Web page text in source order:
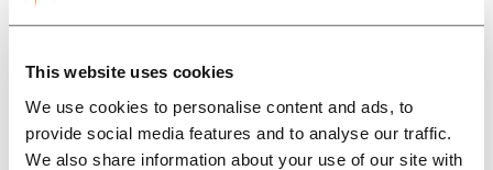
This website uses cookies
We use cookies to personalise content and ads, to
provide social media features and to analyse our traffic.
We also share information about your use of our site with
Distribuční stanice pro
kabely ze skleněných
vláken